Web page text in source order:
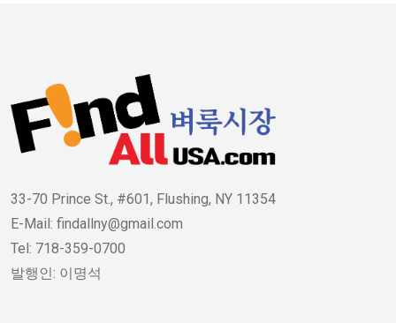
33-70 Prince St., #601, Flushing, NY 11354
E-Mail: findallny@gmail.com
Tel: 718-359-0700
발행인: 이명석